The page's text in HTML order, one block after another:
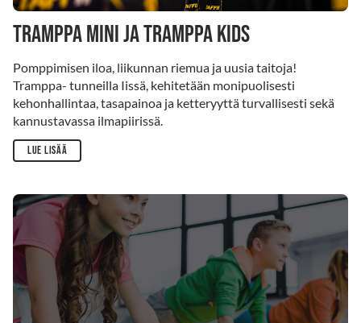
Tramppa mini ja tramppa kids
Pomppimisen iloa, liikunnan riemua ja uusia taitoja!
Tramppa- tunneilla Iissä, kehitetään monipuolisesti
kehonhallintaa, tasapainoa ja ketteryyttä turvallisesti sekä
kannustavassa ilmapiirissä.
Lue lisää